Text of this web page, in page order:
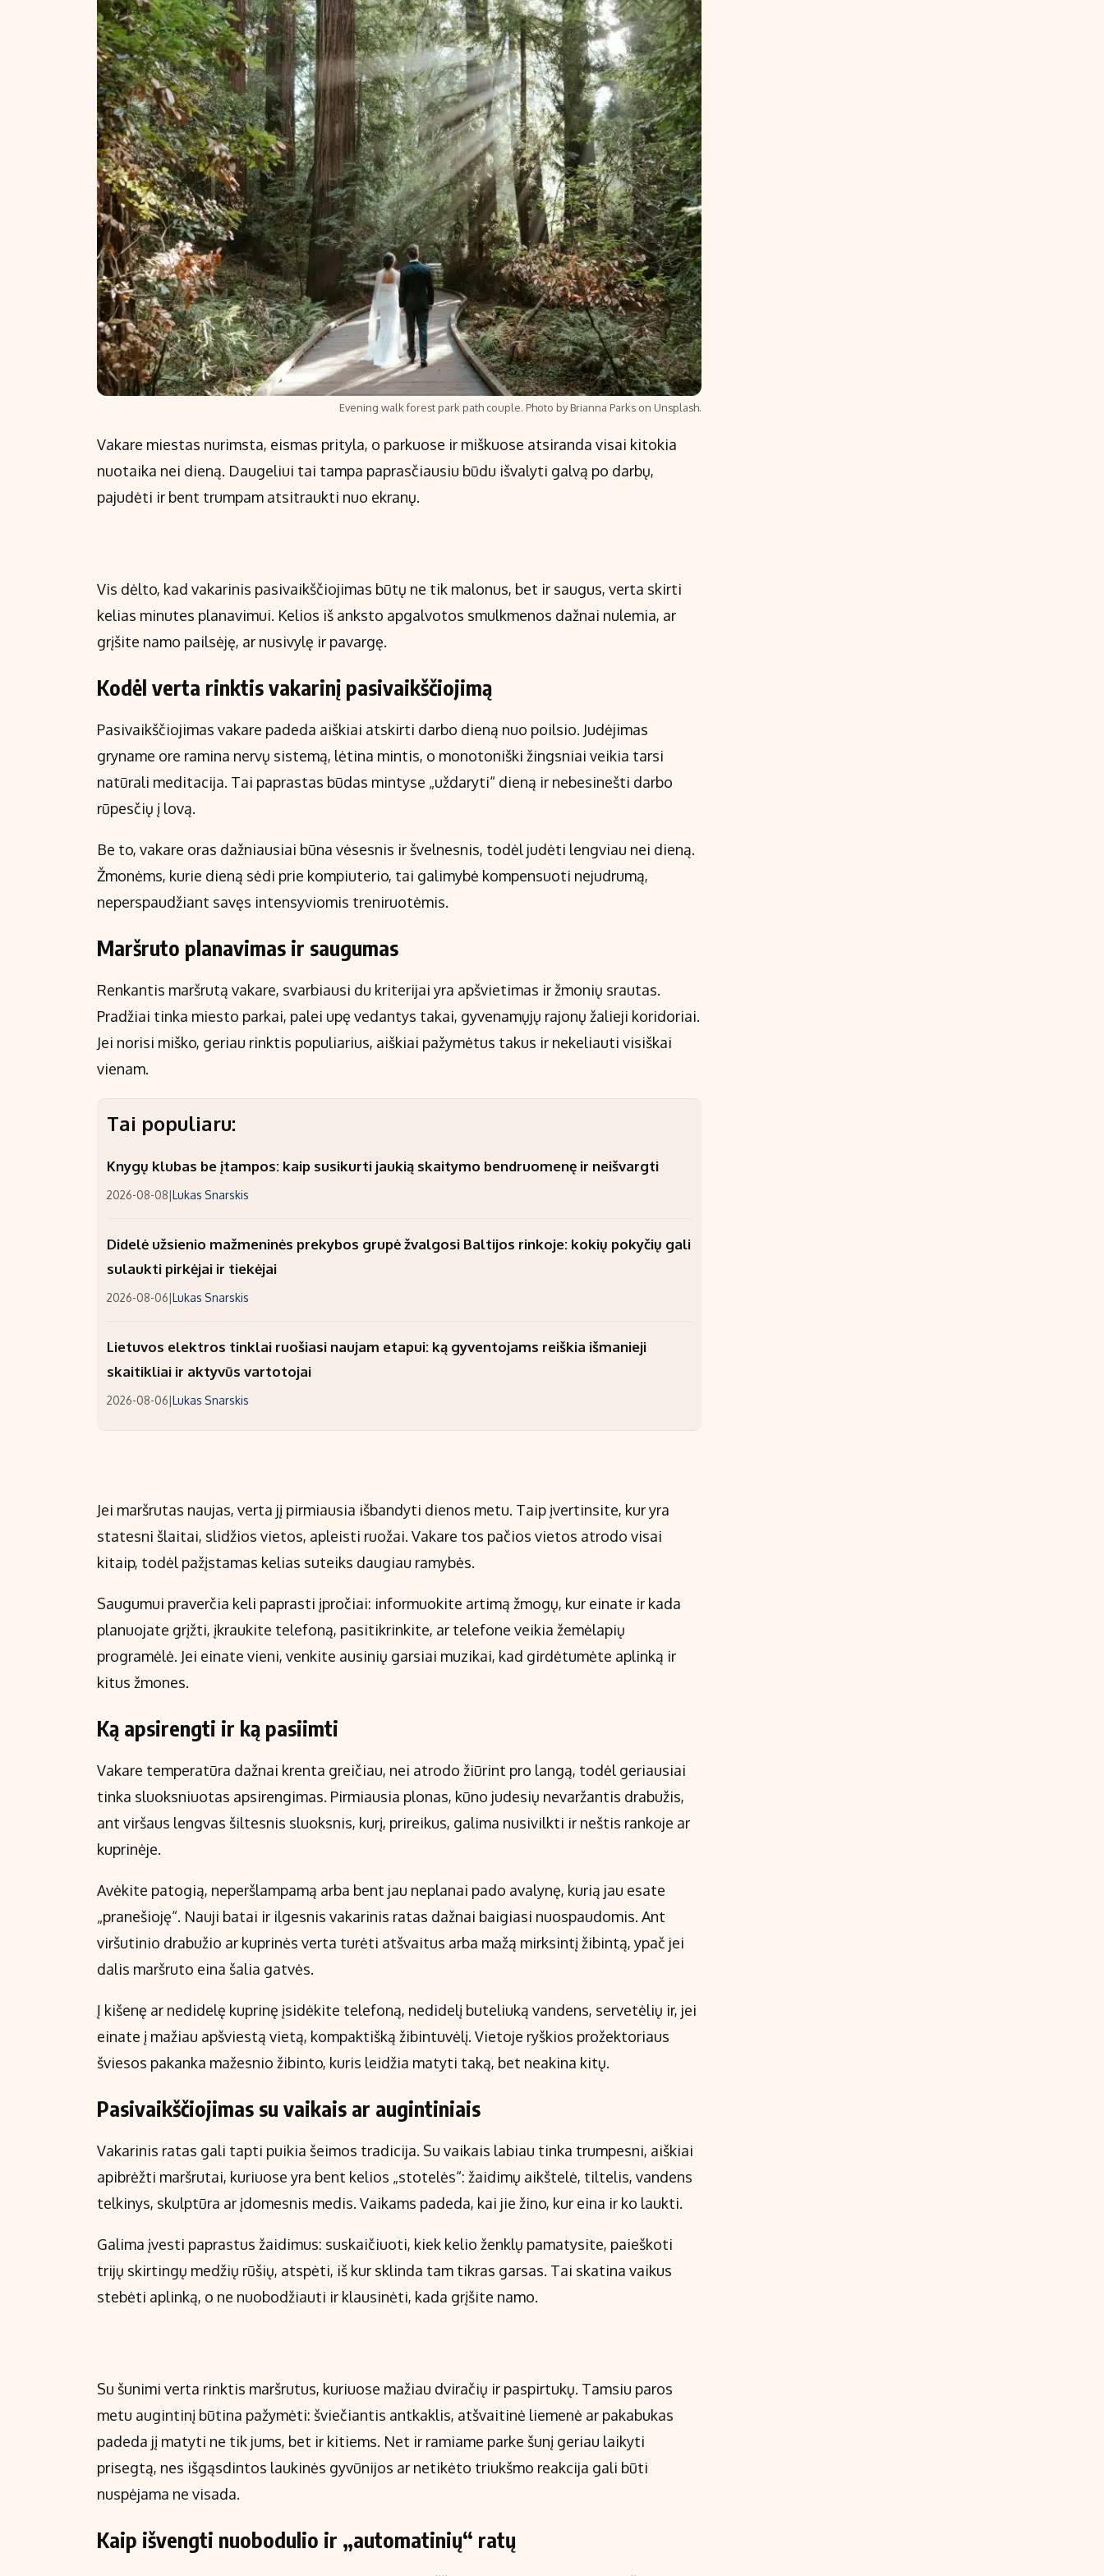
NT ir statybos
Evening walk forest park path couple. Photo by Brianna Parks on Unsplash.
Vakare miestas nurimsta, eismas prityla, o parkuose ir miškuose atsiranda visai kitokia
nuotaika nei dieną. Daugeliui tai tampa paprasčiausiu būdu išvalyti galvą po darbų,
pajudėti ir bent trumpam atsitraukti nuo ekranų.
Vis dėlto, kad vakarinis pasivaikščiojimas būtų ne tik malonus, bet ir saugus, verta skirti
kelias minutes planavimui. Kelios iš anksto apgalvotos smulkmenos dažnai nulemia, ar
grįšite namo pailsėję, ar nusivylę ir pavargę.
Kodėl verta rinktis vakarinį pasivaikščiojimą
Pasivaikščiojimas vakare padeda aiškiai atskirti darbo dieną nuo poilsio. Judėjimas
gryname ore ramina nervų sistemą, lėtina mintis, o monotoniški žingsniai veikia tarsi
natūrali meditacija. Tai paprastas būdas mintyse „uždaryti“ dieną ir nebesinešti darbo
rūpesčių į lovą.
Be to, vakare oras dažniausiai būna vėsesnis ir švelnesnis, todėl judėti lengviau nei dieną.
Žmonėms, kurie dieną sėdi prie kompiuterio, tai galimybė kompensuoti nejudrumą,
neperspaudžiant savęs intensyviomis treniruotėmis.
Maršruto planavimas ir saugumas
Renkantis maršrutą vakare, svarbiausi du kriterijai yra apšvietimas ir žmonių srautas.
Pradžiai tinka miesto parkai, palei upę vedantys takai, gyvenamųjų rajonų žalieji koridoriai.
Jei norisi miško, geriau rinktis populiarius, aiškiai pažymėtus takus ir nekeliauti visiškai
vienam.
Tai populiaru:
Knygų klubas be įtampos: kaip susikurti jaukią skaitymo bendruomenę ir neišvargti
2026-08-08|Lukas Snarskis
Didelė užsienio mažmeninės prekybos grupė žvalgosi Baltijos rinkoje: kokių pokyčių gali
sulaukti pirkėjai ir tiekėjai
2026-08-06|Lukas Snarskis
Lietuvos elektros tinklai ruošiasi naujam etapui: ką gyventojams reiškia išmanieji
skaitikliai ir aktyvūs vartotojai
2026-08-06|Lukas Snarskis
Jei maršrutas naujas, verta jį pirmiausia išbandyti dienos metu. Taip įvertinsite, kur yra
statesni šlaitai, slidžios vietos, apleisti ruožai. Vakare tos pačios vietos atrodo visai
kitaip, todėl pažįstamas kelias suteiks daugiau ramybės.
Saugumui praverčia keli paprasti įpročiai: informuokite artimą žmogų, kur einate ir kada
planuojate grįžti, įkraukite telefoną, pasitikrinkite, ar telefone veikia žemėlapių
programėlė. Jei einate vieni, venkite ausinių garsiai muzikai, kad girdėtumėte aplinką ir
kitus žmones.
Ką apsirengti ir ką pasiimti
Vakare temperatūra dažnai krenta greičiau, nei atrodo žiūrint pro langą, todėl geriausiai
tinka sluoksniuotas apsirengimas. Pirmiausia plonas, kūno judesių nevaržantis drabužis,
ant viršaus lengvas šiltesnis sluoksnis, kurį, prireikus, galima nusivilkti ir neštis rankoje ar
kuprinėje.
Avėkite patogią, neperšlampamą arba bent jau neplanai pado avalynę, kurią jau esate
„pranešioję“. Nauji batai ir ilgesnis vakarinis ratas dažnai baigiasi nuospaudomis. Ant
viršutinio drabužio ar kuprinės verta turėti atšvaitus arba mažą mirksintį žibintą, ypač jei
dalis maršruto eina šalia gatvės.
Į kišenę ar nedidelę kuprinę įsidėkite telefoną, nedidelį buteliuką vandens, servetėlių ir, jei
einate į mažiau apšviestą vietą, kompaktišką žibintuvėlį. Vietoje ryškios prožektoriaus
šviesos pakanka mažesnio žibinto, kuris leidžia matyti taką, bet neakina kitų.
Pasivaikščiojimas su vaikais ar augintiniais
Vakarinis ratas gali tapti puikia šeimos tradicija. Su vaikais labiau tinka trumpesni, aiškiai
apibrėžti maršrutai, kuriuose yra bent kelios „stotelės“: žaidimų aikštelė, tiltelis, vandens
telkinys, skulptūra ar įdomesnis medis. Vaikams padeda, kai jie žino, kur eina ir ko laukti.
Galima įvesti paprastus žaidimus: suskaičiuoti, kiek kelio ženklų pamatysite, paieškoti
trijų skirtingų medžių rūšių, atspėti, iš kur sklinda tam tikras garsas. Tai skatina vaikus
stebėti aplinką, o ne nuobodžiauti ir klausinėti, kada grįšite namo.
Su šunimi verta rinktis maršrutus, kuriuose mažiau dviračių ir paspirtukų. Tamsiu paros
metu augintinį būtina pažymėti: šviečiantis antkaklis, atšvaitinė liemenė ar pakabukas
padeda jį matyti ne tik jums, bet ir kitiems. Net ir ramiame parke šunį geriau laikyti
prisegtą, nes išgąsdintos laukinės gyvūnijos ar netikėto triukšmo reakcija gali būti
nuspėjama ne visada.
Kaip išvengti nuobodulio ir „automatinių“ ratų